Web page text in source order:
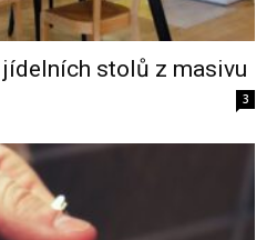
jídelních stolů z masivu
3